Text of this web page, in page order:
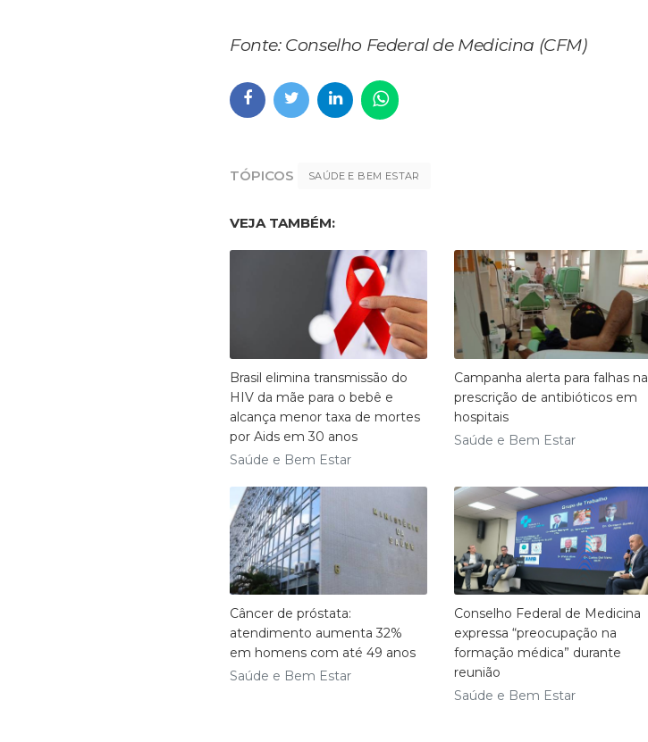
Fonte: Conselho Federal de Medicina (CFM)
TÓPICOS SAÚDE E BEM ESTAR
VEJA TAMBÉM:
Brasil elimina transmissão do
HIV da mãe para o bebê e
alcança menor taxa de mortes
por Aids em 30 anos
Saúde e Bem Estar
Campanha alerta para falhas na
prescrição de antibióticos em
hospitais
Saúde e Bem Estar
Câncer de próstata:
atendimento aumenta 32%
em homens com até 49 anos
Saúde e Bem Estar
Conselho Federal de Medicina
expressa “preocupação na
formação médica” durante
reunião
Saúde e Bem Estar